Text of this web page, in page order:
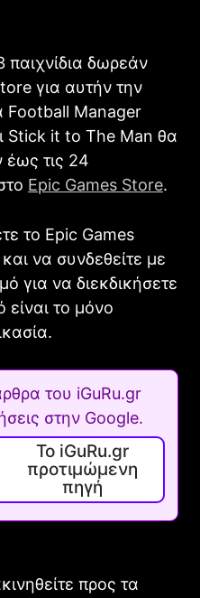
παιχνίδια δωρεάν
για αυτήν την
Football Manager
Stick it to The Man θα
έως τις 24
Epic Games Store.
το Epic Games
να συνδεθείτε με
για να διεκδικήσετε
είναι το μόνο
του iGuRu.gr
στην Google.
Το iGuRu.gr
προτιμώμενη
πηγή
προς τα